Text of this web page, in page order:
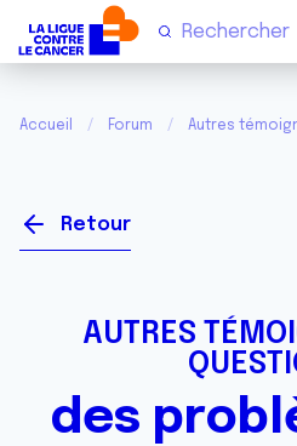
Accueil Forum Autres
Retour
AUTRES
des